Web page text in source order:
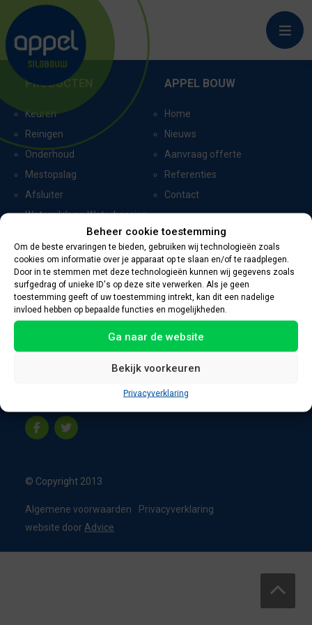
Beheer cookie toestemming
Om de beste ervaringen te bieden, gebruiken wij technologieën zoals
cookies om informatie over je apparaat op te slaan en/of te raadplegen.
Door in te stemmen met deze technologieën kunnen wij gegevens zoals
surfgedrag of unieke ID's op deze site verwerken. Als je geen
toestemming geeft of uw toestemming intrekt, kan dit een nadelige
invloed hebben op bepaalde functies en mogelijkheden.
Ga naar de website
Bekijk voorkeuren
Privacyverklaring
KOLHORN
PRODUCTEN
Keuren
Reinigen
Onderhoud
Mestopslag
Afsluiter
Watersilo’s en Waterbassins
APPEL BOUW
Home
Nieuws
Aanvraag offerte
Referenties
Contact
CERTIFICERING CONTACTGEGEVENS
Oevers 11
8331 VC Steenwijk
Nederland
info@appelbouw.nl
© Copyright 2013
Algemene voorwaarden
Privacyverklaring
website door Advice